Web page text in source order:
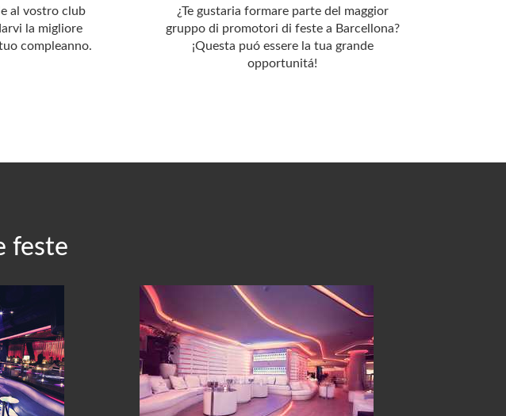
al vostro club
la migliore
compleanno.
¿Te gustaria formare parte del maggior
gruppo di promotori di feste a Barcellona?
¡Questa puó essere la tua grande
opportunitá!
feste